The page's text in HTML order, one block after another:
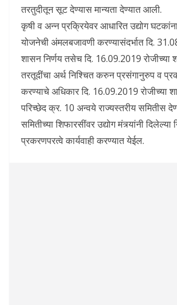
तरतुदीतून सूट देण्यास मान्यता देण्यात आली.
कृषी व अन्न प्रक्रियेवर आधारित उद्योग
योजनेची अंमलबजावणी करण्यासंदर्भात दि.
शासन निर्णय तसेच दि. 16.09.2019 रोजीच्या
तरतूदींचा अर्थ निश्चित करुन प्रसंगानुरुप व
करण्याचे अधिकार दि. 16.09.2019 रोजीच्या
परिच्छेद क्र. 10 अन्वये राज्यस्तरीय समितीस
समितीच्या शिफारसींवर उद्योग मंत्र्यांनी दिलेल्या
प्रकरणपरत्वे कार्यवाही करण्यात येईल.